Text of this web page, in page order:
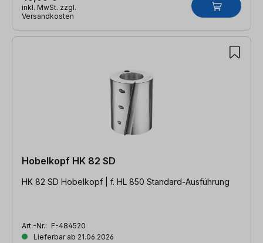
inkl. MwSt. zzgl.
Versandkosten
Hobelkopf HK 82 SD
HK 82 SD Hobelkopf | f. HL 850 Standard-Ausführung
Art.-Nr.: F-484520
Lieferbar ab 21.06.2026